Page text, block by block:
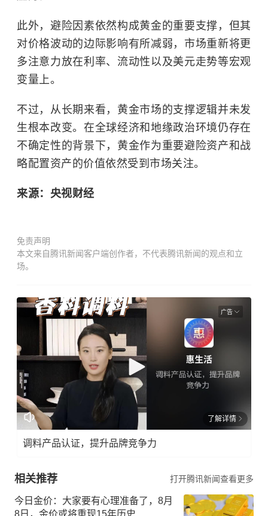
此外，避险因素依然构成黄金的重要支撑，但其
对价格波动的边际影响有所减弱，市场重新将更
多注意力放在利率、流动性以及美元走势等宏观
变量上。
不过，从长期来看，黄金市场的支撑逻辑并未发
生根本改变。在全球经济和地缘政治环境仍存在
不确定性的背景下，黄金作为重要避险资产和战
略配置资产的价值依然受到市场关注。
来源：央视财经
免责声明
本文来自腾讯新闻客户端创作者，不代表腾讯新闻的观点和立
场。
广告
了解详情
调料产品认证，提升品牌竞争力
相关推荐 打开腾讯新闻查看更多
今日金价：大家要有心理准备了，8月
8日，金价或将重现15年历史